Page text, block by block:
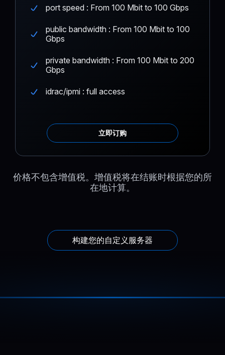
port speed : From 100 Mbit to 100 Gbps
public bandwidth : From 100 Mbit to 100
Gbps
private bandwidth : From 100 Mbit to 200
Gbps
idrac/ipmi : full access
立即订购
价格不包含增值税。增值税将在结账时根据您的所
在地计算。
构建您的自定义服务器